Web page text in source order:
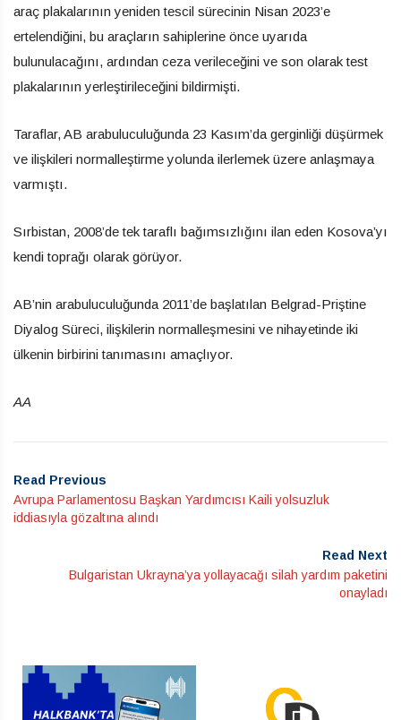
araç plakalarının yeniden tescil sürecinin Nisan 2023’e
ertelendiğini, bu araçların sahiplerine önce uyarıda
bulunulacağını, ardından ceza verileceğini ve son olarak test
plakalarının yerleştirileceğini bildirmişti.
Taraflar, AB arabuluculuğunda 23 Kasım’da gerginliği düşürmek
ve ilişkileri normalleştirme yolunda ilerlemek üzere anlaşmaya
varmıştı.
Sırbistan, 2008’de tek taraflı bağımsızlığını ilan eden Kosova’yı
kendi toprağı olarak görüyor.
AB’nin arabuluculuğunda 2011’de başlatılan Belgrad-Priştine
Diyalog Süreci, ilişkilerin normalleşmesini ve nihayetinde iki
ülkenin birbirini tanımasını amaçlıyor.
AA
Read Previous
Avrupa Parlamentosu Başkan Yardımcısı Kaili yolsuzluk
iddiasıyla gözaltına alındı
Read Next
Bulgaristan Ukrayna’ya yollayacağı silah yardım paketini
onayladı